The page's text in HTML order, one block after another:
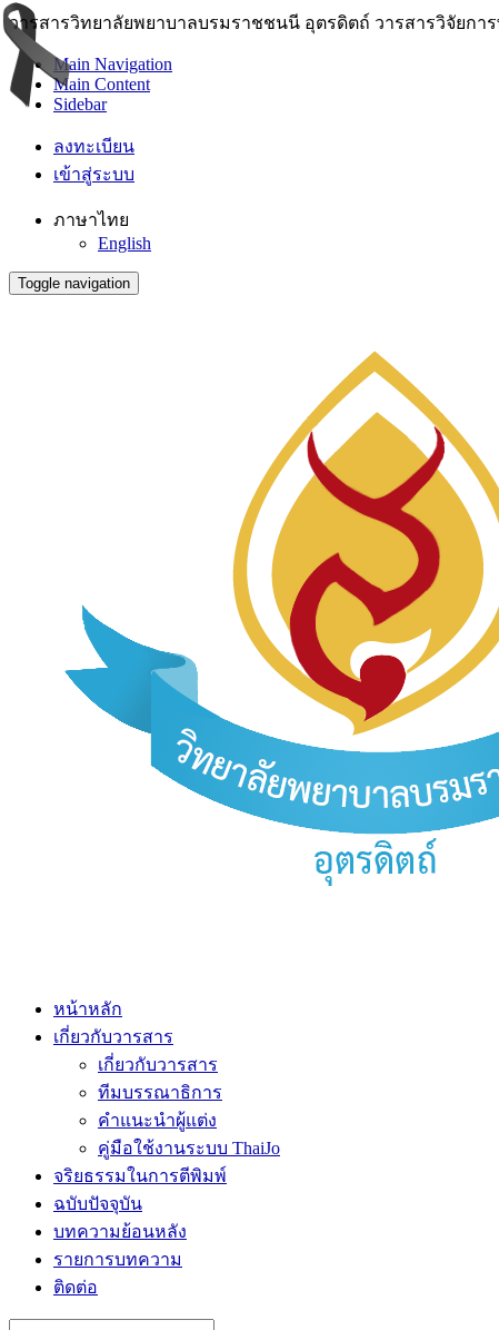
วารสารวิทยาลัยพยาบาลบรมราชชนนี อุตรดิตถ์ วารสารวิจัยการพ
Main Navigation
Main Content
Sidebar
ลงทะเบียน
เข้าสู่ระบบ
ภาษาไทย
English
Toggle navigation
หน้าหลัก
เกี่ยวกับวารสาร
เกี่ยวกับวารสาร
ทีมบรรณาธิการ
คำแนะนำผู้แต่ง
คู่มือใช้งานระบบ ThaiJo
จริยธรรมในการตีพิมพ์
ฉบับปัจจุบัน
บทความย้อนหลัง
รายการบทความ
ติดต่อ